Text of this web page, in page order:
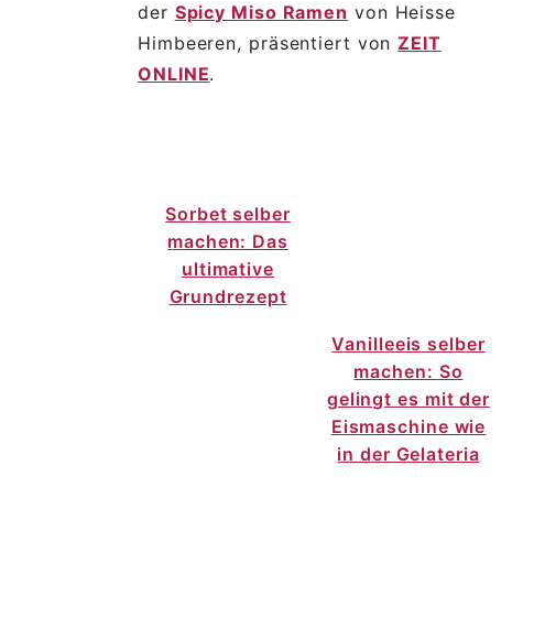
der Spicy Miso Ramen von Heisse
Himbeeren, präsentiert vonZEIT
ONLINE.
Sorbet selber
machen: Das
ultimative
Grundrezept
Vanilleeis selber
machen: So
gelingt es mit der
Eismaschine wie
in der Gelateria